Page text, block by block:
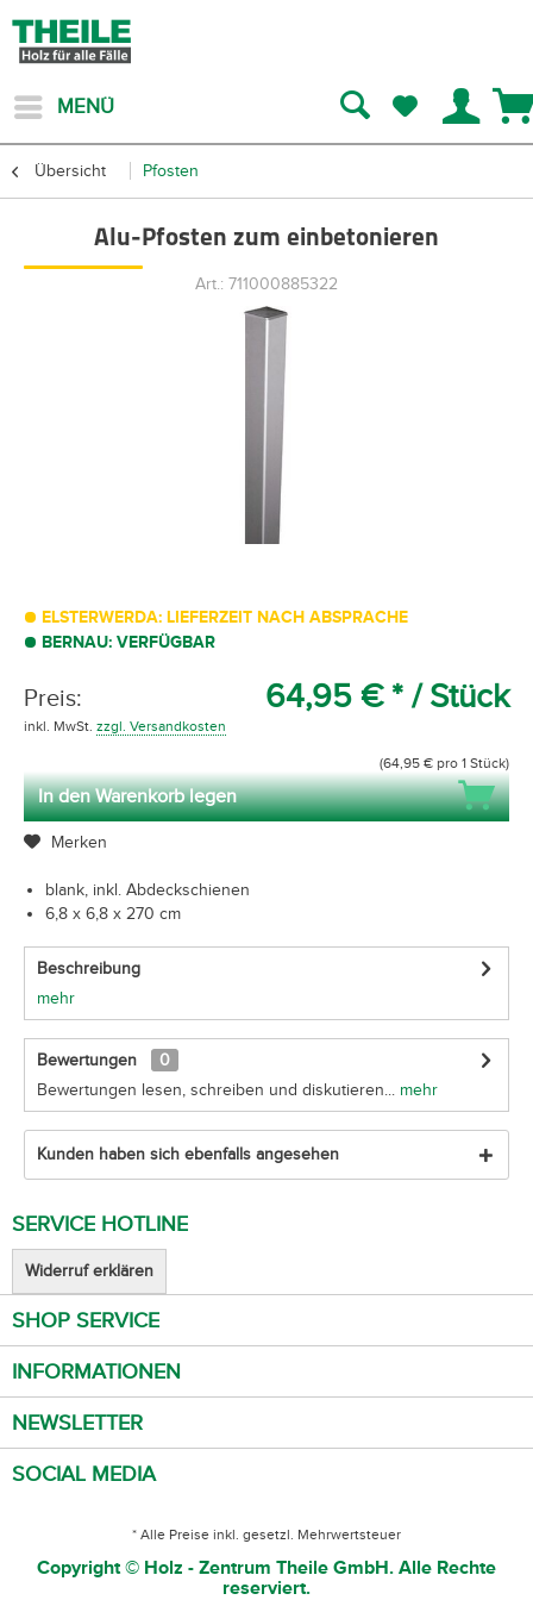
MENÜ
Übersicht Pfosten
Alu-Pfosten zum einbetonieren
Art.: 711000885322
ELSTERWERDA: LIEFERZEIT NACH ABSPRACHE
BERNAU: VERFÜGBAR
Preis: 64,95 € * / Stück
inkl. MwSt. zzgl. Versandkosten
(64,95 € pro 1 Stück)
In den Warenkorb legen
Merken
blank, inkl. Abdeckschienen
6,8 x 6,8 x 270 cm
Beschreibung
mehr
Bewertungen
0
Bewertungen lesen, schreiben und diskutieren... mehr
Kunden haben sich ebenfalls angesehen
SERVICE HOTLINE
Widerruf erklären
SHOP SERVICE
INFORMATIONEN
NEWSLETTER
SOCIAL MEDIA
* Alle Preise inkl. gesetzl. Mehrwertsteuer
Copyright © Holz - Zentrum Theile GmbH. Alle Rechte
reserviert.